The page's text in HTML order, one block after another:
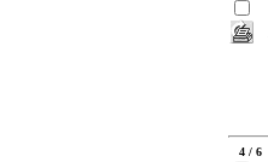
4 / 6